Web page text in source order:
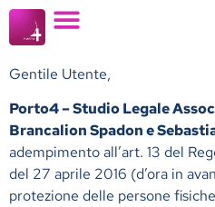
Gentile Utente,
Porto4 – Studio Legale
Brancalion Spadon e
adempimento all’art. 13 del
del 27 aprile 2016 (d’ora in
protezione delle persone